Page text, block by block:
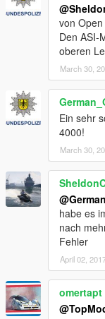
von
Den ASI-
oberen
March 30,
Ein sehr
4000!
March 30,
habe es
nach
Fehler
April 02,
omertapt